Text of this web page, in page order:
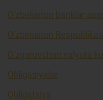
O’zbekiston banklar
O’zbekiston
O’zgaruvchan valyuta
Obligasiyalar
Obligatsiya